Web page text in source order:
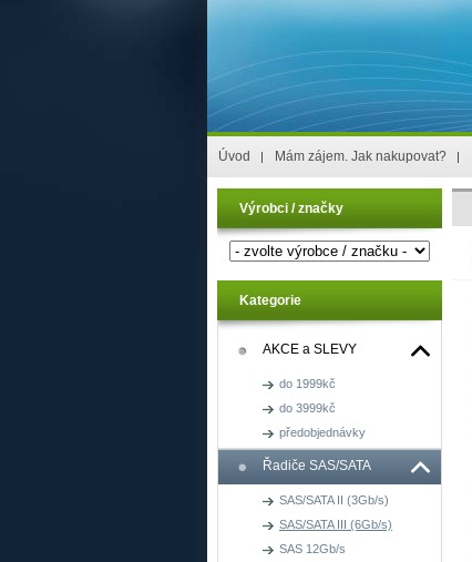
Úvod Mám zájem. Jak nakupovat?
Výrobci / značky
Kategorie
AKCE a SLEVY
do 1999kč
do 3999kč
předobjednávky
Řadiče SAS/SATA
SAS/SATA II (3Gb/s)
SAS/SATA III (6Gb/s)
SAS 12Gb/s